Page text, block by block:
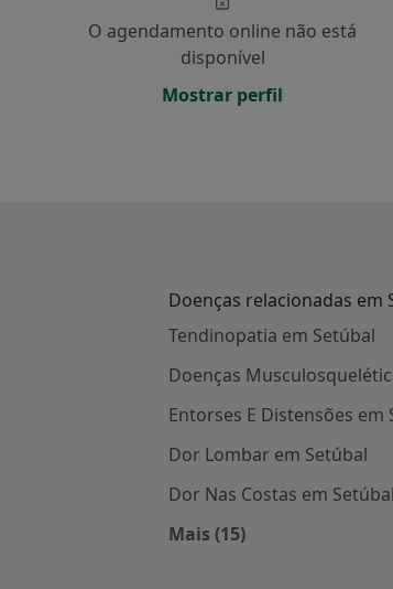
O agendamento online não está
disponível
Mostrar perfil
Doenças relacionadas em
Tendinopatia em Setúbal
Doenças
Entorses E Distensões em
Dor Lombar em Setúbal
Dor Nas Costas em Setúbal
Mais (15)